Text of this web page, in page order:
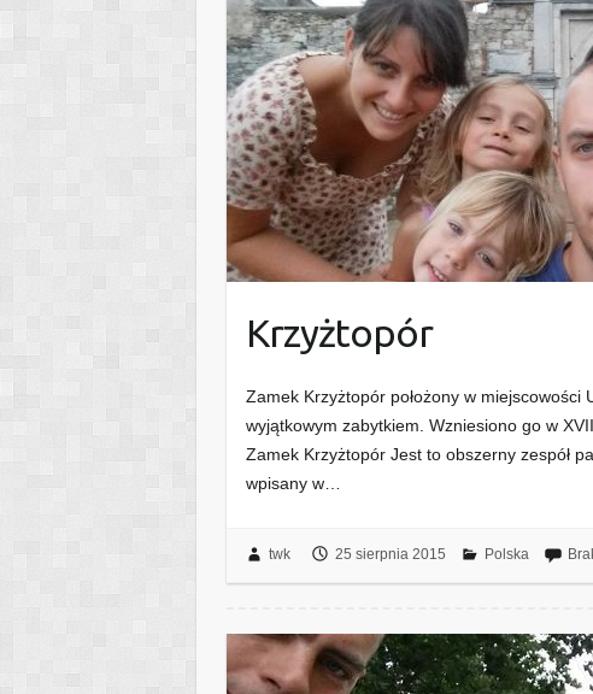
Krzyżtopór
Zamek Krzyżtopór położony w
wyjątkowym zabytkiem. Wzniesiono go w
Zamek Krzyżtopór Jest to obszerny zespół
wpisany w…
twk 25 sierpnia 2015 Polska